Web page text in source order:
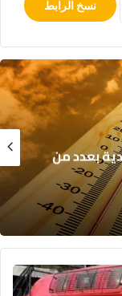
نسخ الرابط
بعدد من